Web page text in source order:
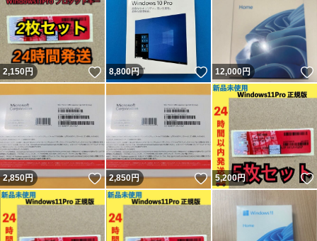
2,150円 いいね！
8,800円 いいね！
12,000円
2,850円 いいね！
2,850円 いいね！
5,200円